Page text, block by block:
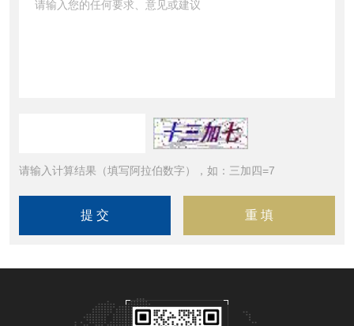
请输入计算结果（填写阿拉伯数字），如：三加四=7